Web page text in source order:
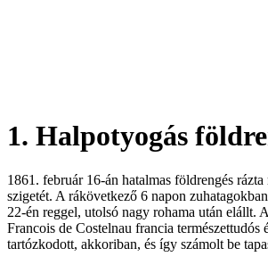
1. Halpotyogás
1861. február 16-án hatalmas földrengés
szigetét. A rákövetkező 6 napon
22-én reggel, utolsó nagy rohama után elállt.
Francois de Costelnau francia természettudós
tartózkodott, akkoriban, és így számolt be